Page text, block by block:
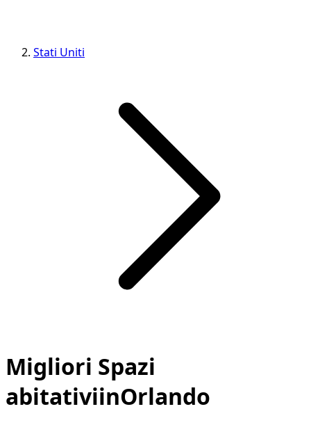
Stati Uniti
Migliori Spazi
abitativiinOrlando